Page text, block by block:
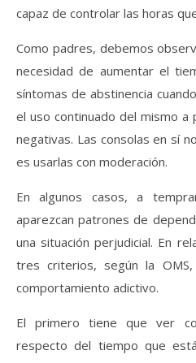
capaz de controlar las horas
Como padres, debemos
necesidad de aumentar el
síntomas de abstinencia
el uso continuado del mismo a
negativas. Las consolas en sí
es usarlas con moderación.
En algunos casos, a
aparezcan patrones de
una situación perjudicial. En
tres criterios, según la
comportamiento adictivo.
El primero tiene que ver
respecto del tiempo que